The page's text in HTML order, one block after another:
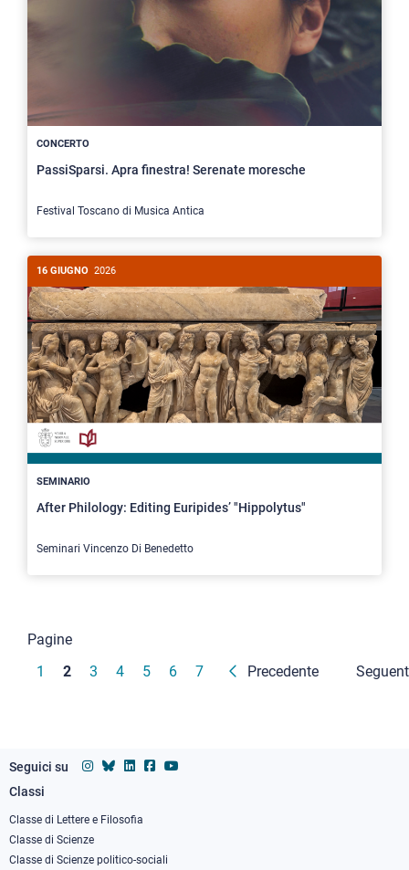
CONCERTO
PassiSparsi. Apra finestra! Serenate moresche
Festival Toscano di Musica Antica
16 GIUGNO 2026
SEMINARIO
After Philology: Editing Euripides’ "Hippolytus"
Seminari Vincenzo Di Benedetto
Paginazione
Pagine
Pagina
1
Pagina
2 Pagina
3 Pagina
4 Pagina
5 Pagina
6 Pagina
7 Precedente
Seguici su
Footer
column
1
Classi
Classe di Lettere e Filosofia
Classe di Scienze
Classe di Scienze politico-sociali